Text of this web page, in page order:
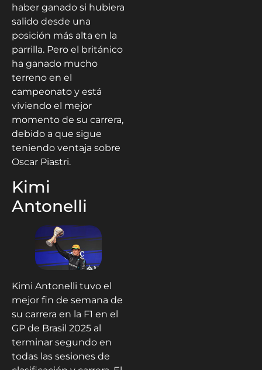
haber ganado si hubiera
salido desde una
posición más alta en la
parrilla. Pero el británico
ha ganado mucho
terreno en el
campeonato y está
viviendo el mejor
momento de su carrera,
debido a que sigue
teniendo ventaja sobre
Oscar Piastri.
Kimi
Antonelli
Kimi Antonelli tuvo el
mejor fin de semana de
su carrera en la F1 en el
GP de Brasil 2025 al
terminar segundo en
todas las sesiones de